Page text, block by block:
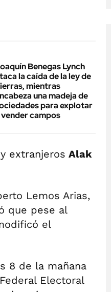
Benegas Lynch
la caída de la ley de
mientras
una madeja de
para explotar
campos
extranjeros Alak
Lemos Arias,
que pese al
el
8 de la mañana
Electoral